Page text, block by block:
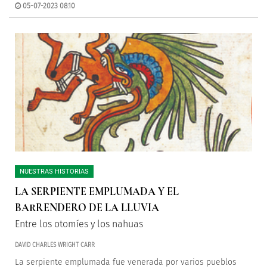
05-07-2023 08:10
NUESTRAS HISTORIAS
LA SERPIENTE EMPLUMADA Y EL
BARRENDERO DE LA LLUVIA
Entre los otomíes y los nahuas
DAVID CHARLES WRIGHT CARR
La serpiente emplumada fue venerada por varios pueblos